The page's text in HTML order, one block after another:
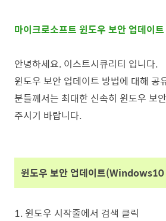
마이크로소프트 윈도우 보안 업데이
안녕하세요. 이스트시큐리티 입니다.
윈도우 보안 업데이트 방법에 대해 공
분들께서는 최대한 신속히 윈도우 보
주시기 바랍니다.
윈도우 보안 업데이트(Windows10
1. 윈도우 시작줄에서 검색 클릭